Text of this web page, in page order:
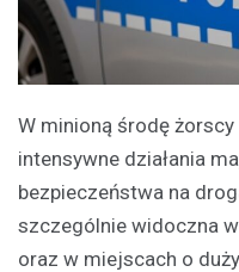
W minioną środę
intensywne działania
bezpieczeństwa na
szczególnie widoczna
oraz w miejscach o